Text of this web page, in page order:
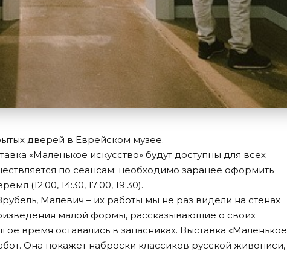
дверей в Еврейском музее.
«Маленькое искусство» будут доступны для всех
по сеансам: необходимо заранее оформить
(12:00, 14:30, 17:00, 19:30).
Малевич – их работы мы не раз видели на стенах
малой формы, рассказывающие о своих
время оставались в запасниках. Выставка «Маленькое
Она покажет наброски классиков русской живописи,